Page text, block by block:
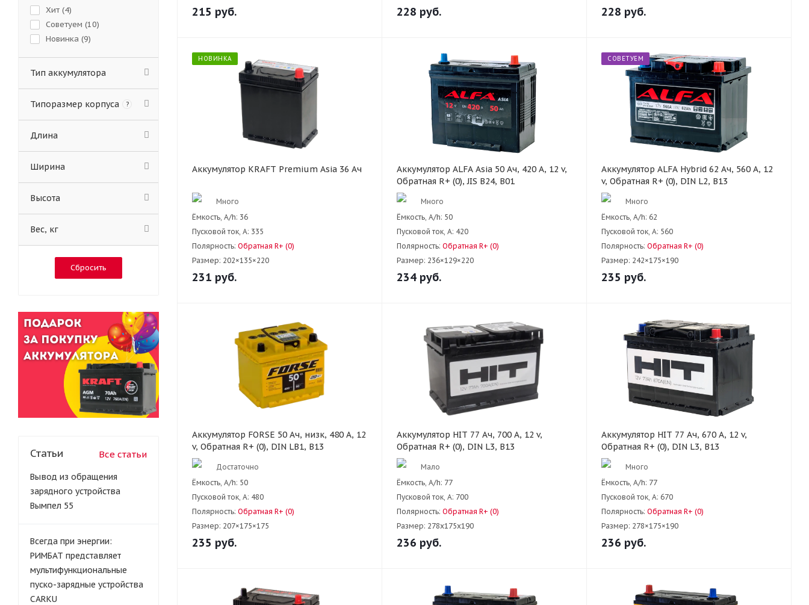
215 руб. 228 руб. 228 руб.
НОВИНКА
Аккумулятор KRAFT Premium Asia 36 Ач
Много
Ёмкость, A/h: 36
Пусковой ток, А: 335
Полярность: Обратная R+ (0)
Размер: 202×135×220
231 руб.
Аккумулятор ALFA Asia 50 Ач, 420 А, 12 v,
Обратная R+ (0), JIS B24, B01
Много
Ёмкость, A/h: 50
Пусковой ток, А: 420
Полярность: Обратная R+ (0)
Размер: 236×129×220
234 руб.
СОВЕТУЕМ
Аккумулятор ALFA Hybrid 62 Ач, 560 А, 12
v, Обратная R+ (0), DIN L2, B13
Много
Ёмкость, A/h: 62
Пусковой ток, А: 560
Полярность: Обратная R+ (0)
Размер: 242×175×190
235 руб.
Аккумулятор FORSE 50 Ач, низк, 480 А, 12
v, Обратная R+ (0), DIN LB1, B13
Достаточно
Ёмкость, A/h: 50
Пусковой ток, А: 480
Полярность: Обратная R+ (0)
Размер: 207×175×175
235 руб.
Аккумулятор HIT 77 Ач, 700 А, 12 v,
Обратная R+ (0), DIN L3, B13
Мало
Ёмкость, A/h: 77
Пусковой ток, А: 700
Полярность: Обратная R+ (0)
Размер: 278x175x190
236 руб.
Аккумулятор HIT 77 Ач, 670 А, 12 v,
Обратная R+ (0), DIN L3, B13
Много
Ёмкость, A/h: 77
Пусковой ток, А: 670
Полярность: Обратная R+ (0)
Размер: 278×175×190
236 руб.
Хит (4)
Советуем (10)
Новинка (9)
Тип аккумулятора
Типоразмер корпуса ?
Длина
Ширина
Высота
Вес, кг
Сбросить
Статьи Все статьи
Вывод из обращения
зарядного устройства
Вымпел 55
Всегда при энергии:
РИМБАТ представляет
мультифункциональные
пуско-зарядные устройства
CARKU